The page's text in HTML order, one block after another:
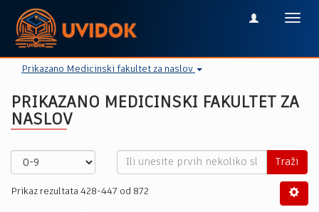
Prikazano Medicinski fakultet za naslov
PRIKAZANO MEDICINSKI FAKULTET ZA
NASLOV
Traži
Prikaz rezultata 428-447 od 872